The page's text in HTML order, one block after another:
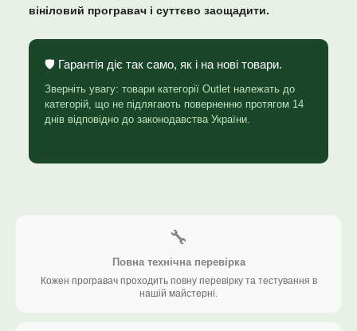
вініловий програвач і суттєво заощадити.
🛡️ Гарантія діє так само, як і на нові товари.
Зверніть увагу: товари категорії Outlet належать до
категорій, що не підлягають поверненню протягом 14
днів відповідно до законодавства України.
🔧
Повна технічна перевірка
Кожен програвач проходить повну перевірку та тестування в
нашій майстерні.